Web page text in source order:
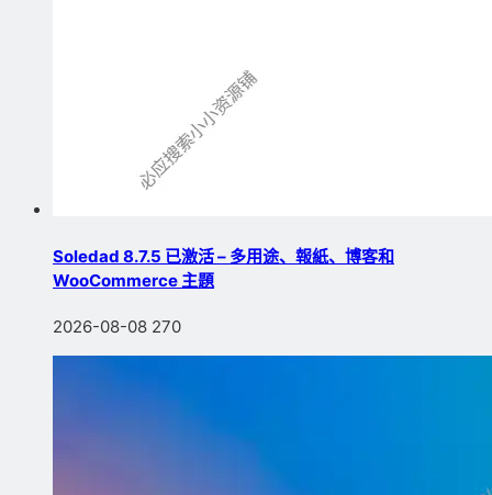
Soledad 8.7.5 已激活 – 多用途、報紙、博客和
WooCommerce 主題
2026-08-08 270